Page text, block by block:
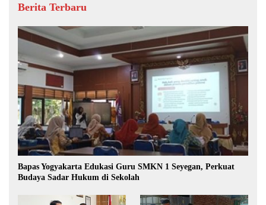
Berita Terbaru
Bapas Yogyakarta Edukasi Guru SMKN 1 Seyegan, Perkuat
Budaya Sadar Hukum di Sekolah